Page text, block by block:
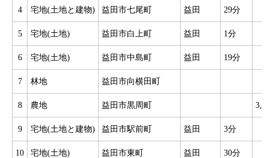
4 宅地(土地と建物) 益田市七尾町 益田 29分
5 宅地(土地) 益田市白上町 益田 1分
6 宅地(土地) 益田市中島町 益田 19分
7 林地 益田市向横田町
8 農地 益田市黒周町
9 宅地(土地と建物) 益田市駅前町 益田 3分
10 宅地(土地) 益田市東町 益田 30分